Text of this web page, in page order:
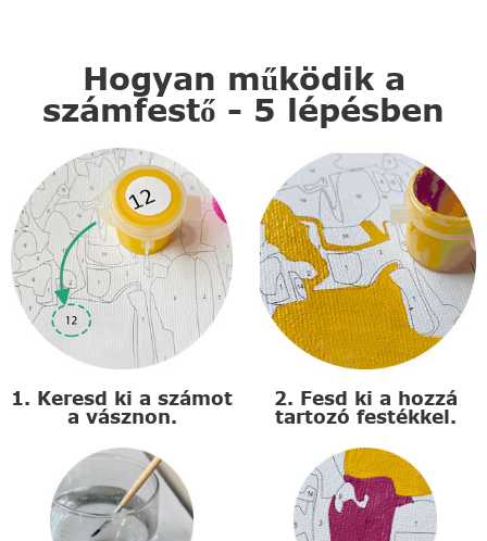
Hogyan működik a
számfestő - 5 lépésben
1. Keresd ki a számot
a vásznon.
2. Fesd ki a hozzá
tartozó festékkel.